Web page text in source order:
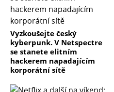
Vyzkoušejte český
kyberpunk. V Netspectre
se stanete elitním
hackerem napadajícím
korporátní sítě